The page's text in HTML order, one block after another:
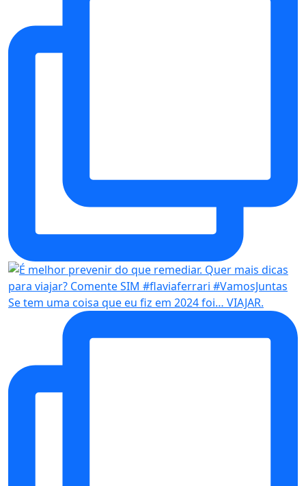
Se tem uma coisa que eu fiz em 2024 foi… VIAJAR.